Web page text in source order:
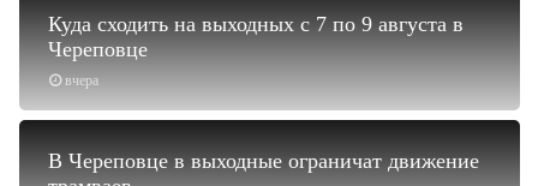
вчера
Куда сходить на выходных с 7 по 9 августа в
Череповце
В Череповце в выходные ограничат движение